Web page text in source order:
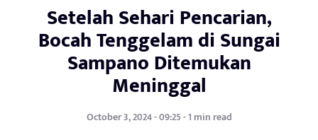
Setelah Sehari Pencarian,
Bocah Tenggelam di Sungai
Sampano Ditemukan
Meninggal
October 3, 2024 - 09:25 - 1 min read